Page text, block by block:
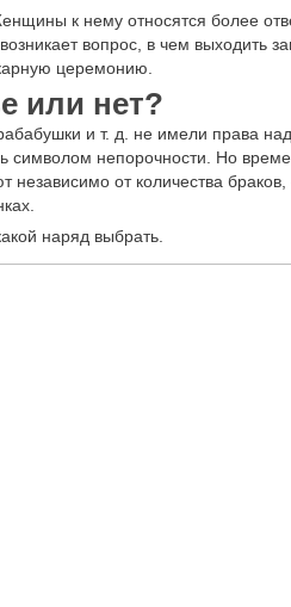
к нему относятся более
вопрос, в чем выходить
церемонию.
или нет?
и т. д. не имели права
символом непорочности. Но
от количества
наряд выбрать.